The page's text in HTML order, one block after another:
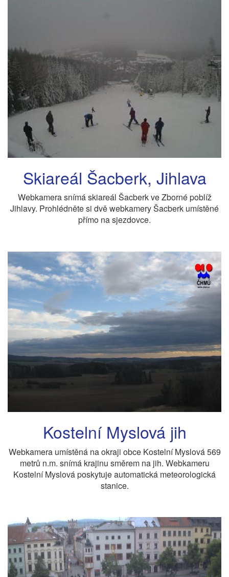
Skiareál Šacberk, Jihlava
Webkamera snímá skiareál Šacberk ve Zborné poblíž
Jihlavy. Prohlédněte si dvě webkamery Šacberk umístěné
přímo na sjezdovce.
Kostelní Myslová jih
Webkamera umístěná na okraji obce Kostelní Myslová 569
metrů n.m. snímá krajinu směrem na jih. Webkameru
Kostelní Myslová poskytuje automatická meteorologická
stanice.